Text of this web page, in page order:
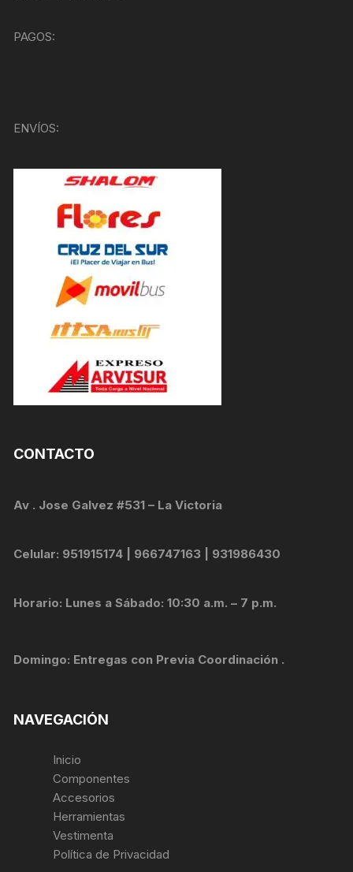
PAGOS:
ENVÍOS:
CONTACTO
Av . Jose Galvez #531 – La Victoria
Celular: 951915174 | 966747163 | 931986430
Horario: Lunes a Sábado: 10:30 a.m. – 7 p.m.
Domingo: Entregas con Previa Coordinación .
NAVEGACIÓN
Inicio
Componentes
Accesorios
Herramientas
Vestimenta
Política de Privacidad